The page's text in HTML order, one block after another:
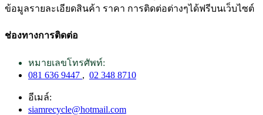
ข้อมูลรายละเอียดสินค้า ราคา การติดต่อต่างๆได้ฟรีบนเว็บไซต์
ช่องทางการติดต่อ
หมายเลขโทรศัพท์:
081 636 9447 , 02 348 8710
อีเมล์:
siamrecycle@hotmail.com